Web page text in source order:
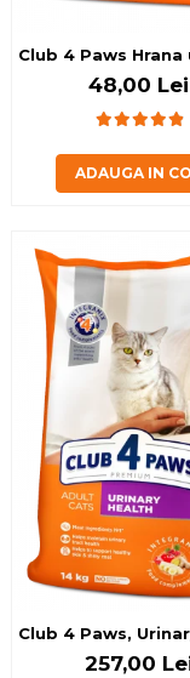
Club 4 Paws
48,00 Lei
ADAUGA IN
Club 4 Paws,
257,00